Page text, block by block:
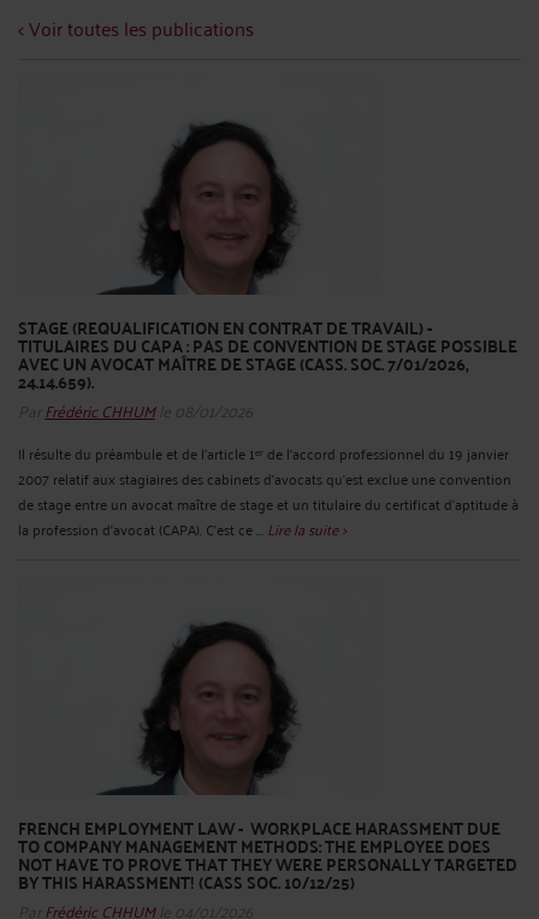
< Voir toutes les publications
STAGE (REQUALIFICATION EN CONTRAT DE TRAVAIL) -
TITULAIRES DU CAPA : PAS DE CONVENTION DE STAGE POSSIBLE
AVEC UN AVOCAT MAÎTRE DE STAGE (CASS. SOC. 7/01/2026,
24.14.659).
Par Frédéric CHHUMle 08/01/2026
Il résulte du préambule et de l’article 1ᵉʳ de l’accord professionnel du 19 janvier
2007 relatif aux stagiaires des cabinets d’avocats qu’est exclue une convention
de stage entre un avocat maître de stage et un titulaire du certificat d’aptitude à
la profession d’avocat (CAPA). C’est ce ... Lire la suite >
FRENCH EMPLOYMENT LAW - WORKPLACE HARASSMENT DUE
TO COMPANY MANAGEMENT METHODS: THE EMPLOYEE DOES
NOT HAVE TO PROVE THAT THEY WERE PERSONALLY TARGETED
BY THIS HARASSMENT! (CASS SOC. 10/12/25)
Par Frédéric CHHUMle 04/01/2026